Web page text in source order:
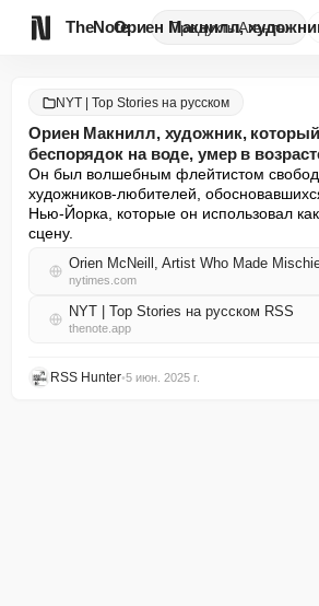
TheNote ПродуктыАгенты
NYT | Top Stories на русском
Ориен Макнилл, художник,
беспорядок на воде, умер в
Он был волшебным флейтистом
художников-любителей,
Нью-Йорка, которые он использовал
сцену.
nytimes.com
NYT | Top Stories на русском RSS
thenote.app
RSS Hunter•5 июн. 2025 г.